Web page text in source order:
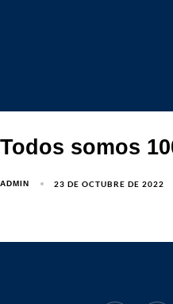
Todos somos
ADMIN 23 DE OCTUBRE DE 2022